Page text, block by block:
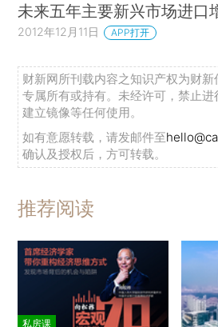
未来五年主要新兴市场进口
2012年12月11日 APP打开
财新网所刊载内容之知识产权为财新
专属所有或持有。未经许可，禁止进
建立镜像等任何使用。
如有意愿转载，请发邮件至
确认及授权后，方可转载。
推荐阅读
私房课